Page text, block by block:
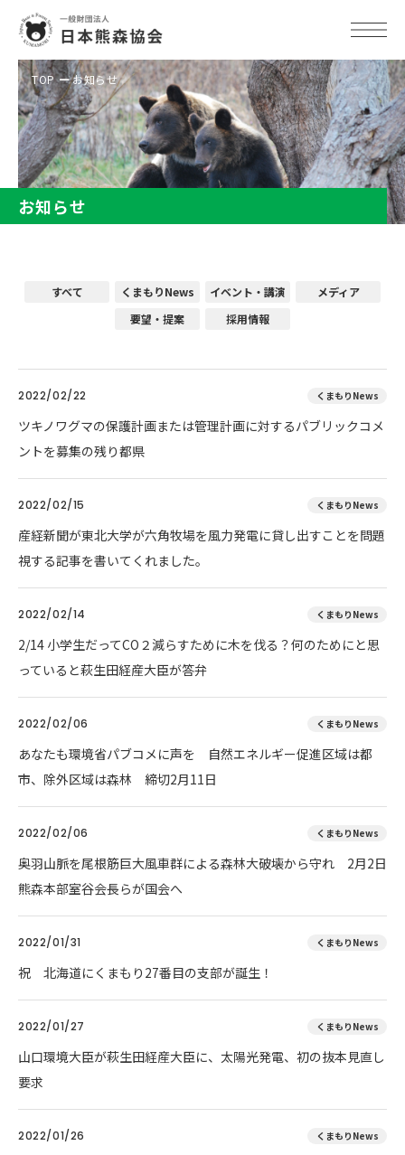
TOP お知らせ
お知らせ
すべて くまもりNews イベント・講演
メディア
要望・提案
採用情報
2022/02/22 くまもりNews
ツキノワグマの保護計画または管理計画に対するパブリックコメ
ントを募集の残り都県
2022/02/15 くまもりNews
産経新聞が東北大学が六角牧場を風力発電に貸し出すことを問題
視する記事を書いてくれました。
2022/02/14 くまもりNews
2/14 小学生だってCO２減らすために木を伐る？何のためにと思
っていると萩生田経産大臣が答弁
2022/02/06 くまもりNews
あなたも環境省パブコメに声を 自然エネルギー促進区域は都
市、除外区域は森林 締切2月11日
2022/02/06 くまもりNews
奥羽山脈を尾根筋巨大風車群による森林大破壊から守れ 2月2日
熊森本部室谷会長らが国会へ
2022/01/31 くまもりNews
祝 北海道にくまもり27番目の支部が誕生！
2022/01/27 くまもりNews
山口環境大臣が萩生田経産大臣に、太陽光発電、初の抜本見直し
要求
2022/01/26 くまもりNews